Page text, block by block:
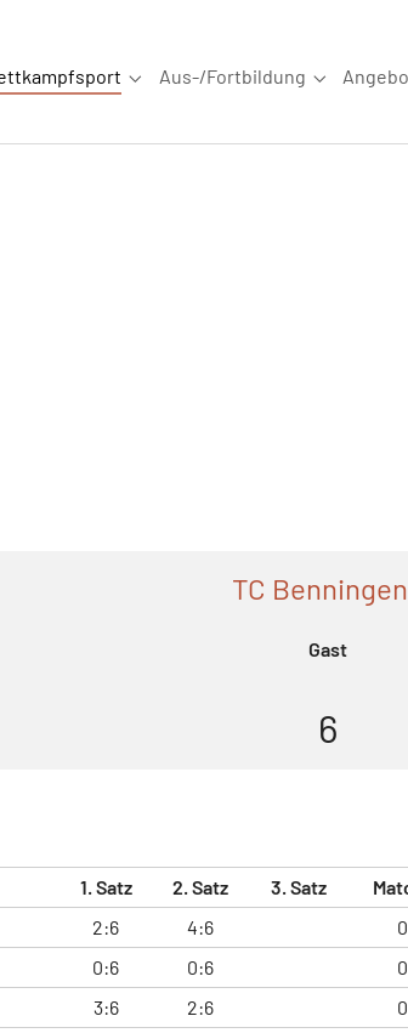
for "Blog" Submenu for "Wettkampfsport"
Aus-/Fortbildung
Submenu
TC Benningen
Gast
6
1. Satz 2. Satz 3. Satz
2:6 4:6
0:6 0:6
3:6 2:6